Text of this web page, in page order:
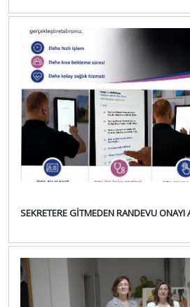
SEKRETERE GİTMEDEN RANDEVU ONAYI